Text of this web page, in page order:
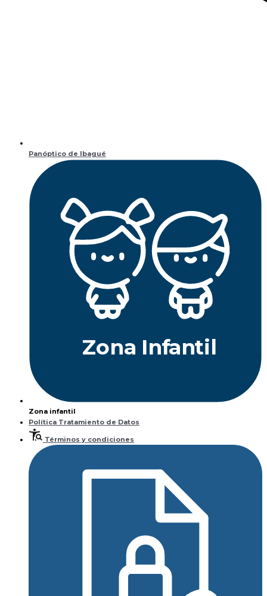
Panóptico de Ibagué
Zona Infantil
Zona infantil
Política Tratamiento de Datos
Términos y condiciones